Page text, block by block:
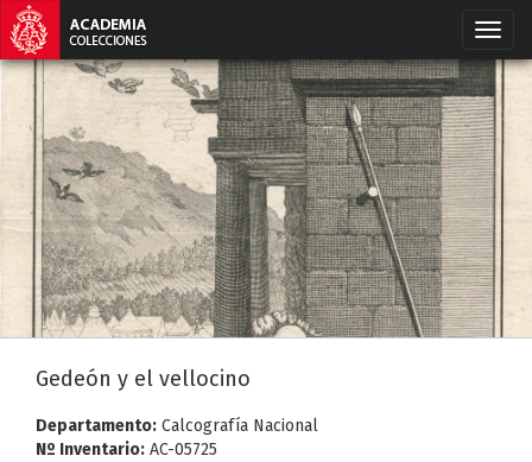
Gedeón y el vellocino
Departamento: Calcografía Nacional
Nº Inventario: AC-05725